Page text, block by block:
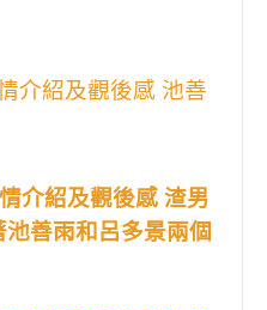
介紹及觀後感 池善
介紹及觀後感 渣男
善雨和呂多景兩個